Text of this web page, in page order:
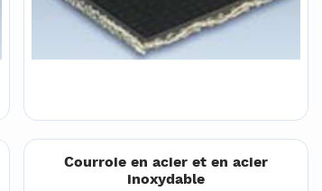
Courroie en acier et en acier
inoxydable